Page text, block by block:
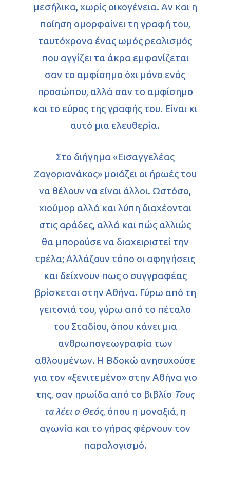
μεσήλικα, χωρίς οικογένεια. Αν και η
ποίηση ομορφαίνει τη γραφή του,
ταυτόχρονα ένας ωμός ρεαλισμός
που αγγίζει τα άκρα εμφανίζεται
σαν το αμφίσημο όχι μόνο ενός
προσώπου, αλλά σαν το αμφίσημο
και το εύρος της γραφής του. Είναι κι
αυτό μια ελευθερία.
Στο διήγημα «Εισαγγελέας
Ζαγοριανάκος» μοιάζει οι ήρωές του
να θέλουν να είναι άλλοι. Ωστόσο,
χιούμορ αλλά και λύπη διαχέονται
στις αράδες, αλλά και πώς αλλιώς
θα μπορούσε να διαχειριστεί την
τρέλα; Αλλάζουν τόπο οι αφηγήσεις
και δείχνουν πως ο συγγραφέας
βρίσκεται στην Αθήνα. Γύρω από τη
γειτονιά του, γύρω από το πέταλο
του Σταδίου, όπου κάνει μια
ανθρωπογεωγραφία των
αθλουμένων. Η Βδοκώ ανησυχούσε
για τον «ξενιτεμένο» στην Αθήνα γιο
της, σαν ηρωίδα από το βιβλίο Τους
τα λέει ο Θεός, όπου η μοναξιά, η
αγωνία και το γήρας φέρνουν τον
παραλογισμό.